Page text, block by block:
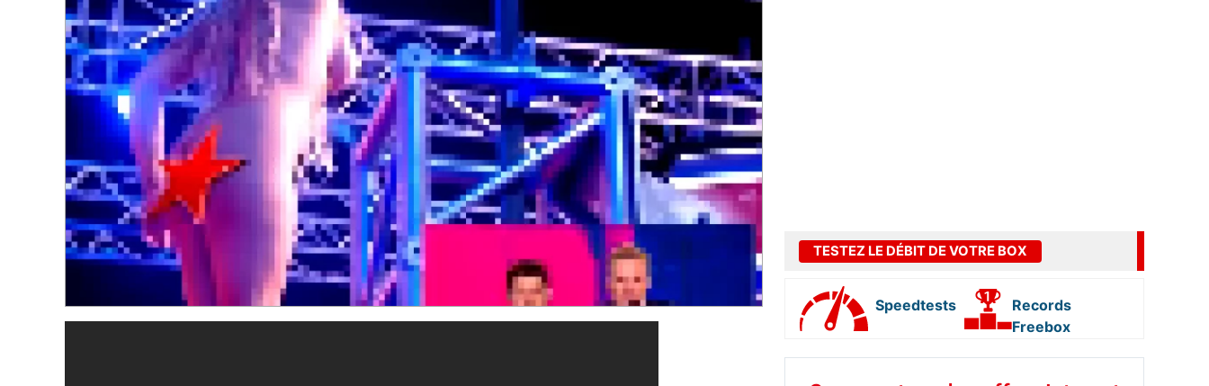
TESTEZ LE DÉBIT DE VOTRE BOX
Speedtests
Records
Freebox